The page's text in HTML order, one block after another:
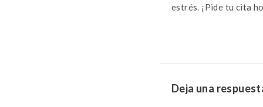
estrés. ¡Pide tu cita
Deja una